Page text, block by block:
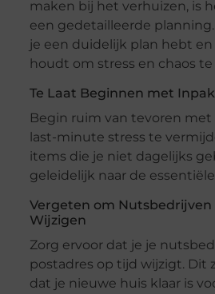
maken bij het verhuizen, is
een gedetailleerde
je een duidelijk plan hebt en
houdt om stress en chaos
Te Laat Beginnen met
Begin ruim van tevoren
last-minute stress te
items die je niet dagelijks
geleidelijk naar de
Vergeten om Nutsbedrijven
Wijzigen
Zorg ervoor dat je je
postadres op tijd wijzigt. Dit
dat je nieuwe huis klaar is